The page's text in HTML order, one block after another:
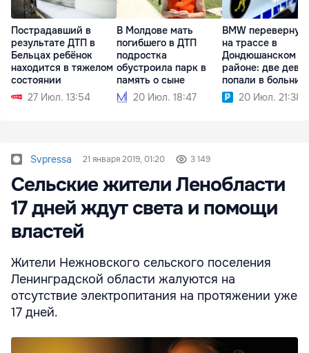
Пострадавший в
результате ДТП в
Бельцах ребёнок
находится в тяжелом
состоянии
27 Июл. 13:54
В Молдове мать
погибшего в ДТП
подростка
обустроила парк в
память о сыне
20 Июл. 18:47
BMW
на трассе в
Дондюшанском
районе: две
попали в
20 Июл. 21:38
Svpressa 21 января 2019, 01:20 3 149
Сельские жители Ленобласти
17 дней ждут света и помощи
властей
Жители Нежновского сельского поселения
Ленинградской области жалуются на
отсутствие электропитания на протяжении уже
17 дней.